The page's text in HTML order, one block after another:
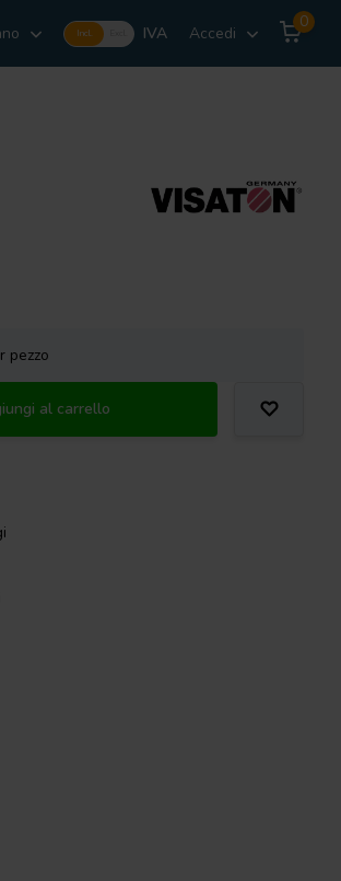
Incl. IVA Accedi
0
pezzo
al carrello